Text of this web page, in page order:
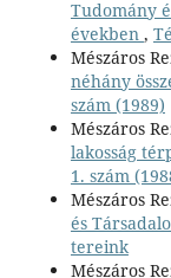
Tudomány
években ,
Mészáros
néhány
szám (1989)
Mészáros
lakosság
1. szám
Mészáros
és
tereink
Mészáros